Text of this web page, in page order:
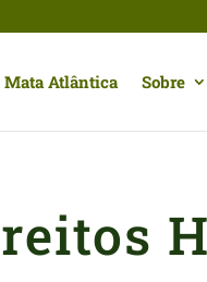
Mata Atlântica Sobre